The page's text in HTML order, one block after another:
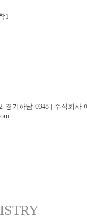
1
경기하남-0348 | 주식회